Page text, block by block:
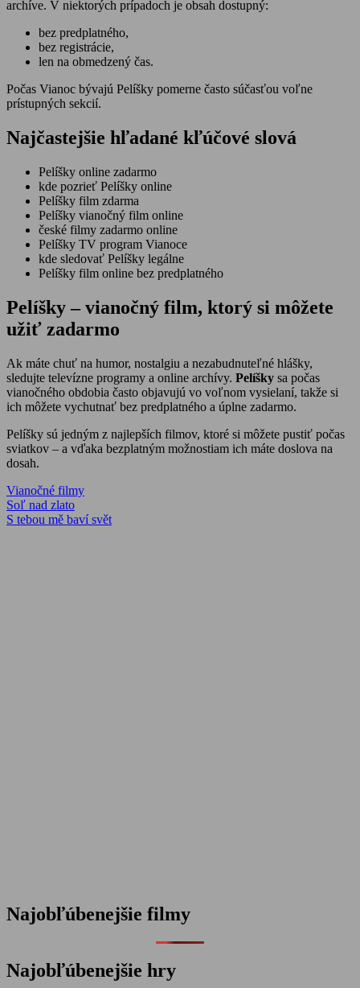
archíve. V niektorých prípadoch je obsah dostupný:
bez predplatného,
bez registrácie,
len na obmedzený čas.
Počas Vianoc bývajú Pelíšky pomerne často súčasťou voľne
prístupných sekcií.
Najčastejšie hľadané kľúčové slová
Pelíšky online zadarmo
kde pozrieť Pelíšky online
Pelíšky film zdarma
Pelíšky vianočný film online
české filmy zadarmo online
Pelíšky TV program Vianoce
kde sledovať Pelíšky legálne
Pelíšky film online bez predplatného
Pelíšky – vianočný film, ktorý si môžete
užiť zadarmo
Ak máte chuť na humor, nostalgiu a nezabudnuteľné hlášky,
sledujte televízne programy a online archívy. Pelíšky sa počas
vianočného obdobia často objavujú vo voľnom vysielaní, takže si
ich môžete vychutnať bez predplatného a úplne zadarmo.
Pelíšky sú jedným z najlepších filmov, ktoré si môžete pustiť počas
sviatkov – a vďaka bezplatným možnostiam ich máte doslova na
dosah.
Vianočné filmy
Navigácia
v
Previous
Post:
Soľ nad zlato
Next
S tebou mě baví svět
Najobľúbenejšie filmy
Najobľúbenejšie hry